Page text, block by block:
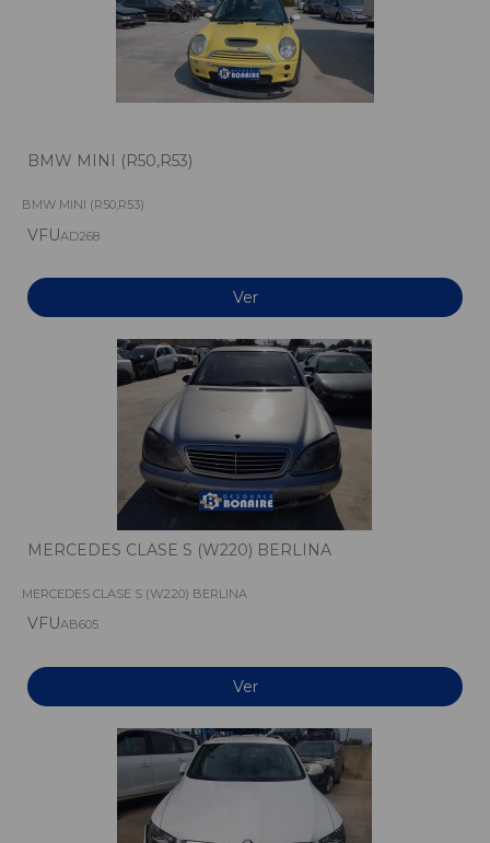
BMW MINI (R50,R53)
BMW MINI (R50,R53)
VFUAD268
Ver
MERCEDES CLASE S (W220) BERLINA
MERCEDES CLASE S (W220) BERLINA
VFUAB605
Ver